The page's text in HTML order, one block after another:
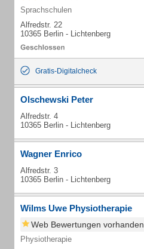
Sprachschulen
Alfredstr. 22
10365 Berlin - Lichtenberg
Gratis-Digitalcheck
Olschewski Peter
Alfredstr. 4
10365 Berlin - Lichtenberg
Wagner Enrico
Alfredstr. 3
10365 Berlin - Lichtenberg
Wilms Uwe Physiotherapie
Web Bewertungen vorhanden
Physiotherapie